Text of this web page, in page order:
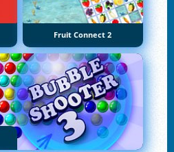
Fruit Connect 2